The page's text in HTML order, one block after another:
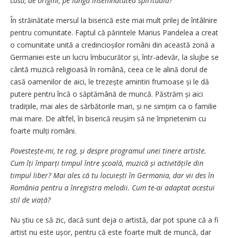
În străinătate mersul la biserică este mai mult prilej de întâlnire
pentru comunitate. Faptul că părintele Marius Pandelea a creat
o comunitate unită a cre­dincioșilor români din această zonă a
Germaniei este un lucru îmbucurător și, într-adevăr, la slujbe se
cântă muzică religioasă în română, ceea ce le alină dorul de
casă oamenilor de aici, le trezește amintiri frumoase și le dă
putere pentru încă o săptămână de muncă. Păstrăm și aici
tradițiile, mai ales de sărbătorile mari, și ne simțim ca o familie
mai mare. De altfel, în biserică reușim să ne împrietenim cu
foarte mulți români.
Povestește-mi, te rog, și despre programul unei tinere artiste.
Cum îți împarți timpul între școală, muzică și activitățile din
timpul liber? Mai ales că tu locuiești în Germania, dar vii des în
România pentru a înregistra melodii. Cum te-ai adaptat acestui
stil de viață?
Nu știu ce să zic, dacă sunt deja o artistă, dar pot spune că a fi
artist nu este ușor, pentru că este foarte mult de muncă, dar